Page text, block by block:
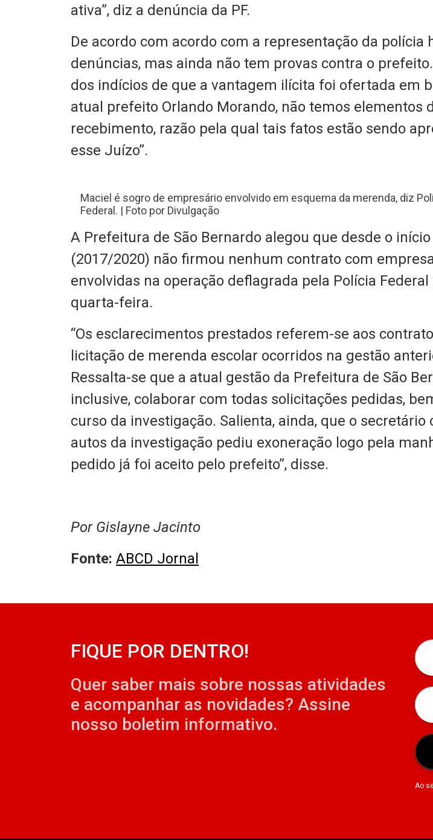
ativa”, diz a denúncia da PF.
De acordo com acordo com a representação da polícia
denúncias, mas ainda não tem provas contra o prefeito.
dos indícios de que a vantagem ilícita foi ofertada em
atual prefeito Orlando Morando, não temos elementos
recebimento, razão pela qual tais fatos estão sendo
esse Juízo”.
Maciel é sogro de empresário envolvido em esquema da merenda, diz
Federal. | Foto por Divulgação
A Prefeitura de São Bernardo alegou que desde o
(2017/2020) não firmou nenhum contrato com
envolvidas na operação deflagrada pela Polícia Federal
quarta-feira.
“Os esclarecimentos prestados referem-se aos
licitação de merenda escolar ocorridos na gestão
Ressalta-se que a atual gestão da Prefeitura de São
inclusive, colaborar com todas solicitações pedidas,
curso da investigação. Salienta, ainda, que o secretário
autos da investigação pediu exoneração logo pela
pedido já foi aceito pelo prefeito”, disse.
Por Gislayne Jacinto
Fonte: ABCD Jornal
FIQUE POR DENTRO!
Quer saber mais sobre nossas atividades
e acompanhar as novidades? Assine
nosso boletim informativo.
Ao